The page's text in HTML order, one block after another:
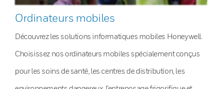
Ordinateurs mobiles
Découvrez les solutions informatiques mobiles Honeywell.
Choisissez nos ordinateurs mobiles spécialement conçus
pour les soins de santé, les centres de distribution, les